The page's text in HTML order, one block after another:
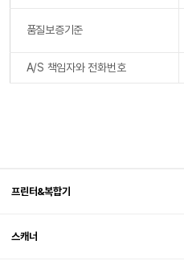
품질보증기준
A/S 책임자와 전화번호
프린터&복합기
스캐너